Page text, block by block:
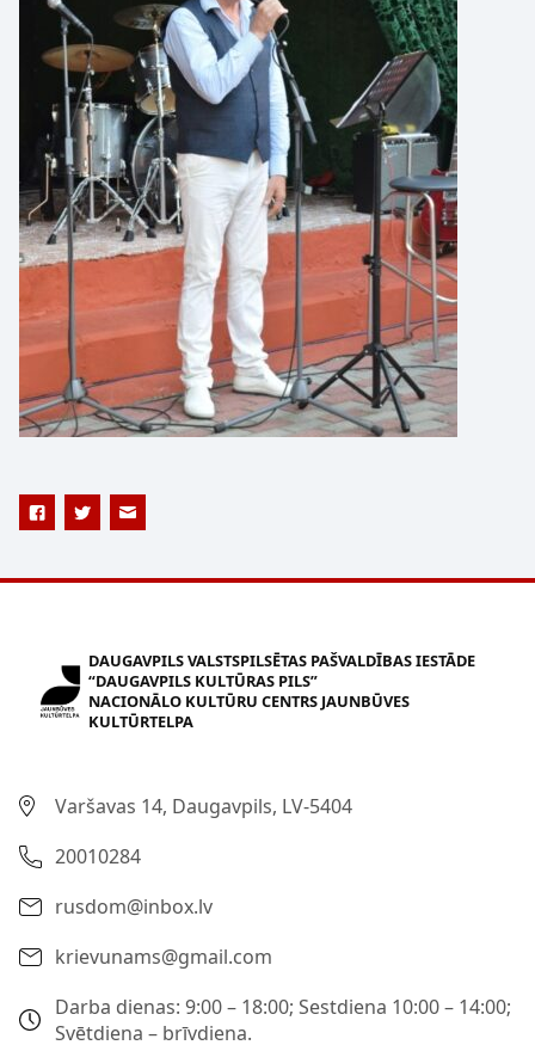
DAUGAVPILS VALSTSPILSĒTAS PAŠVALDĪBAS IESTĀDE
“DAUGAVPILS KULTŪRAS PILS”
NACIONĀLO KULTŪRU CENTRS JAUNBŪVES
KULTŪRTELPA
Varšavas 14, Daugavpils, LV-5404
20010284
rusdom@inbox.lv
krievunams@gmail.com
Darba dienas: 9:00 – 18:00; Sestdiena 10:00 – 14:00;
Svētdiena – brīvdiena.